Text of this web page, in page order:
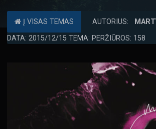
Į VISAS TEMAS AUTORIUS:
DATA: 2015/12/15 TEMA: PERŽIŪROS: 158